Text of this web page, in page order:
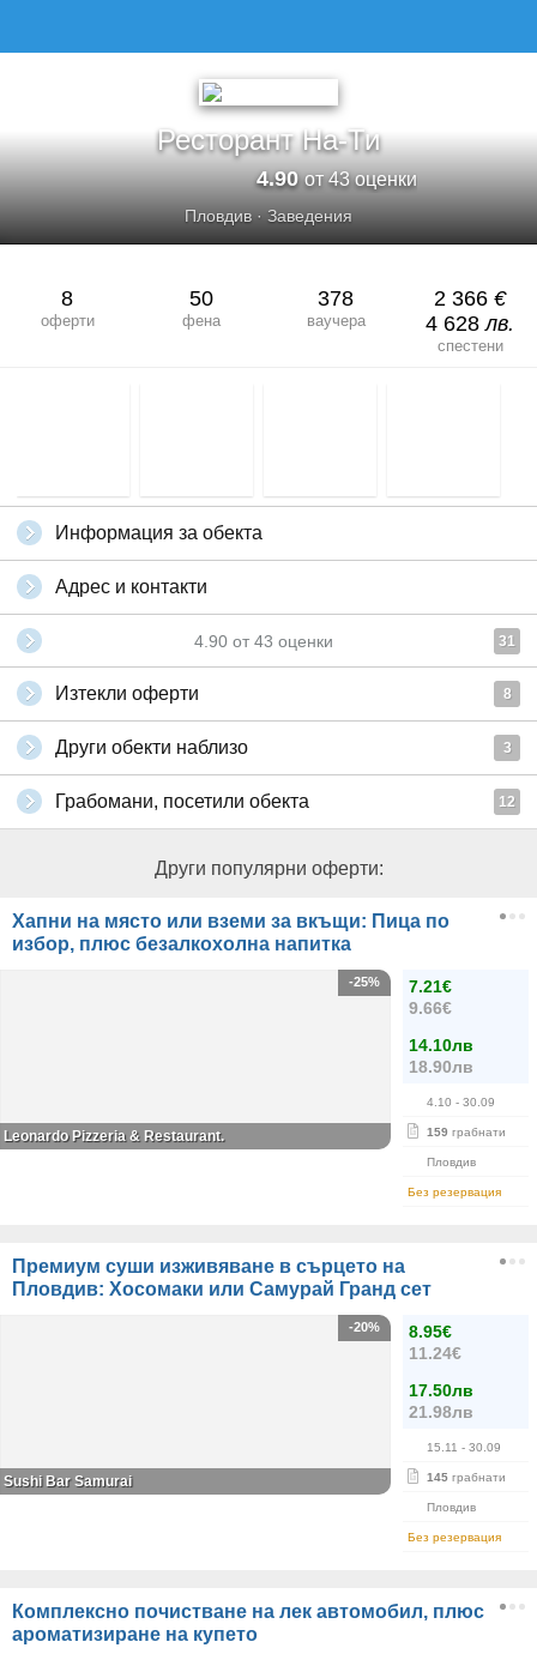
Ресторант На-Ти
4.90от 43 оценки
Пловдив· Заведения
8
оферти
50
фена
378
ваучера
2 366 €
4 628лв.
спестени
Информация за обекта
Адрес и контакти
4.90 от 43 оценки 31
Изтекли оферти 8
Други обекти наблизо 3
Грабомани, посетили обекта 12
Други популярни оферти:
Хапни на място или вземи за вкъщи: Пица по
избор, плюс безалкохолна напитка
7.21€
9.66€
14.10лв
18.90лв
4.10 - 30.09
159 грабнати
Пловдив
Без резервация
-25%
Leonardo Pizzeria & Restaurant.
Премиум суши изживяване в сърцето на
Пловдив: Хосомаки или Самурай Гранд сет
8.95€
11.24€
17.50лв
21.98лв
15.11 - 30.09
145 грабнати
Пловдив
Без резервация
-20%
Sushi Bar Samurai
Комплексно почистване на лек автомобил, плюс
ароматизиране на купето